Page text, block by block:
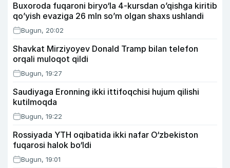
Buxoroda fuqaroni biryo‘la 4-kursdan o’qishga kiritib
qo’yish evaziga 26 mln so’m olgan shaxs ushlandi
Bugun, 20:02
Shavkat Mirziyoyev Donald Tramp bilan telefon
orqali muloqot qildi
Bugun, 19:27
Saudiyaga Eronning ikki ittifoqchisi hujum qilishi
kutilmoqda
Bugun, 19:22
Rossiyada YTH oqibatida ikki nafar O‘zbekiston
fuqarosi halok bo‘ldi
Bugun, 19:01